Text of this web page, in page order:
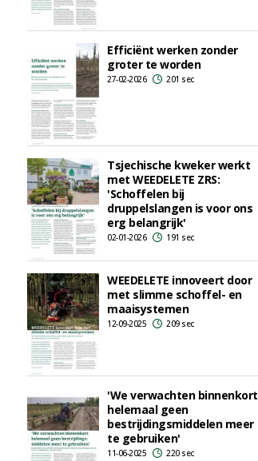
Efficiënt werken zonder
groter te worden
27-02-2026 201 sec
Tsjechische kweker werkt
met WEEDELETE ZRS:
'Schoffelen bij
druppelslangen is voor ons
erg belangrijk'
02-01-2026 191 sec
WEEDELETE innoveert door
met slimme schoffel- en
maaisystemen
12-09-2025 209 sec
'We verwachten binnenkort
helemaal geen
bestrijdingsmiddelen meer
te gebruiken'
11-06-2025 220 sec